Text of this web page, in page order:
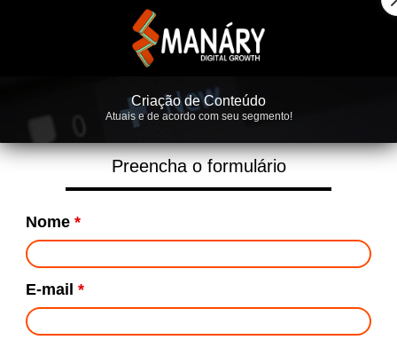
Criação de Conteúdo
Atuais e de acordo com seu segmento!
Preencha o formulário
Nome *
E-mail *